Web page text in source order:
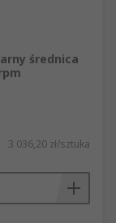
średnica
3 036,20 zł/sztuka